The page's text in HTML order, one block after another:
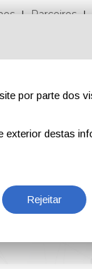
Parceiros
por parte dos
exterior destas
Rejeitar